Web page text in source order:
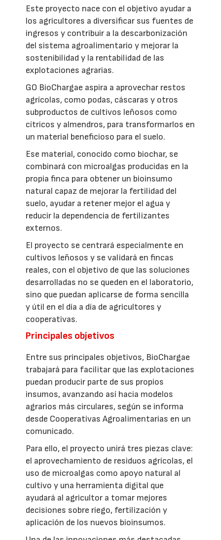
Este proyecto nace con el objetivo ayudar a
los agricultores a diversificar sus fuentes de
ingresos y contribuir a la descarbonización
del sistema agroalimentario y mejorar la
sostenibilidad y la rentabilidad de las
explotaciones agrarias.
GO BioChargae aspira a aprovechar restos
agrícolas, como podas, cáscaras y otros
subproductos de cultivos leñosos como
cítricos y almendros, para transformarlos en
un material beneficioso para el suelo.
Ese material, conocido como biochar, se
combinará con microalgas producidas en la
propia finca para obtener un bioinsumo
natural capaz de mejorar la fertilidad del
suelo, ayudar a retener mejor el agua y
reducir la dependencia de fertilizantes
externos.
El proyecto se centrará especialmente en
cultivos leñosos y se validará en fincas
reales, con el objetivo de que las soluciones
desarrolladas no se queden en el laboratorio,
sino que puedan aplicarse de forma sencilla
y útil en el día a día de agricultores y
cooperativas.
Principales objetivos
Entre sus principales objetivos, BioChargae
trabajará para facilitar que las explotaciones
puedan producir parte de sus propios
insumos, avanzando así hacia modelos
agrarios más circulares, según se informa
desde Cooperativas Agroalimentarias en un
comunicado.
Para ello, el proyecto unirá tres piezas clave:
el aprovechamiento de residuos agrícolas, el
uso de microalgas como apoyo natural al
cultivo y una herramienta digital que
ayudará al agricultor a tomar mejores
decisiones sobre riego, fertilización y
aplicación de los nuevos bioinsumos.